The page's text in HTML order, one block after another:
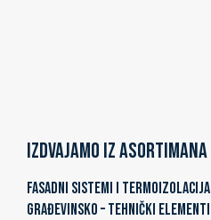
Izdvajamo iz asortimana
FASADNI SISTEMI I TERMOIZOLACIJA
GRAĐEVINSKO – TEHNIČKI ELEMENTI